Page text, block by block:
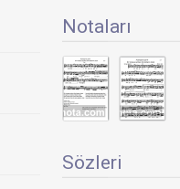
Notaları
Sözleri